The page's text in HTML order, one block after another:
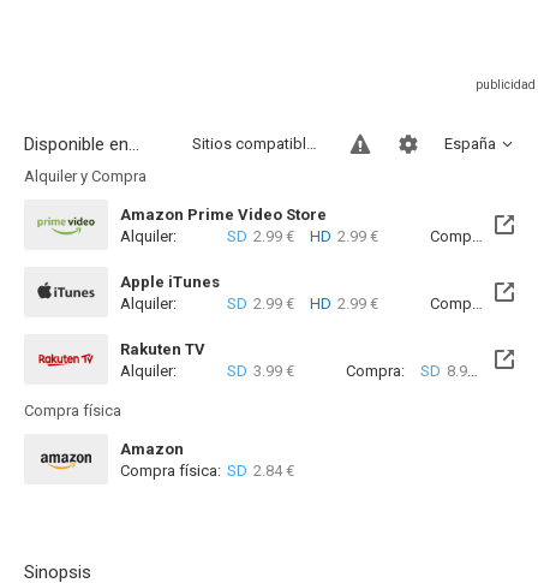
Disponible en... España
Sitios compatibles
Alquiler y Compra
Amazon Prime Video Store
Alquiler:
SD 2.99 € HD 2.99 € Compra: SD
Apple iTunes
Alquiler:
SD 2.99 € HD 2.99 € Compra: SD
Rakuten TV
Alquiler:
SD 3.99 € Compra: SD 8.99 €
Compra física
Amazon
Compra física: SD 2.84 €
Sinopsis